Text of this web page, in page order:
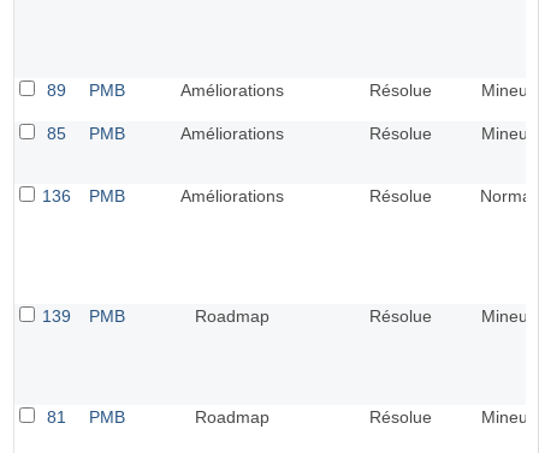
89 PMB Améliorations Résolue Mineur
85 PMB Améliorations Résolue Mineur
136 PMB Améliorations Résolue Normal
139 PMB Roadmap Résolue Mineur
81 PMB Roadmap Résolue Mineur